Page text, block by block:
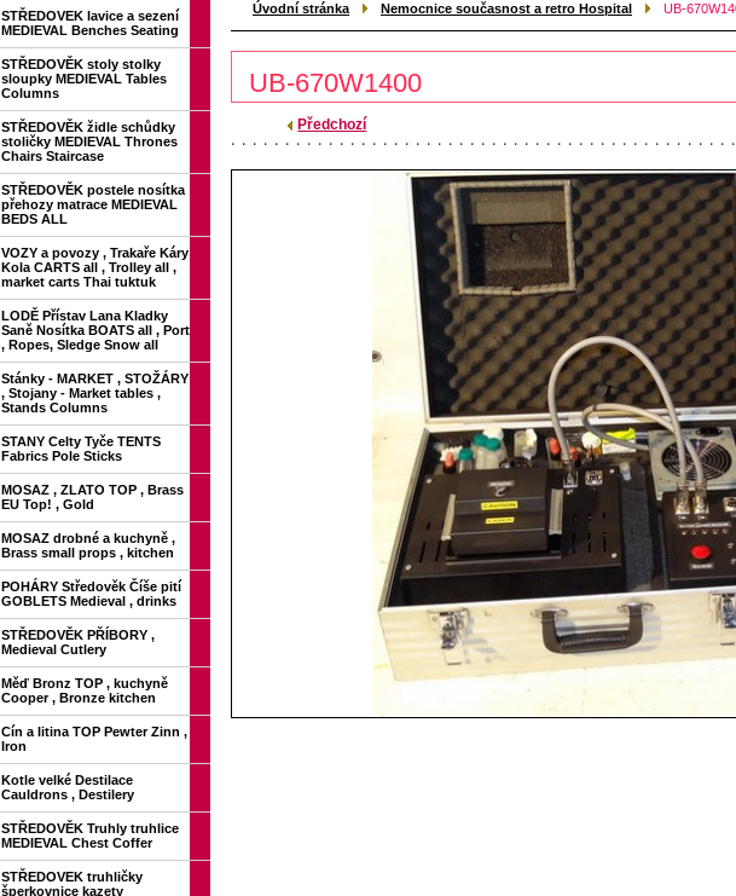
Úvodní stránka Nemocnice současnost a retro Hospital UB-
UB-670W1400
Předchozí
STŘEDOVEK lavice a sezení
MEDIEVAL Benches Seating
STŘEDOVĚK stoly stolky
sloupky MEDIEVAL Tables
Columns
STŘEDOVĚK židle schůdky
stoličky MEDIEVAL Thrones
Chairs Staircase
STŘEDOVĚK postele nosítka
přehozy matrace MEDIEVAL
BEDS ALL
VOZY a povozy , Trakaře Káry
Kola CARTS all , Trolley all ,
market carts Thai tuktuk
LODĚ Přístav Lana Kladky
Saně Nosítka BOATS all , Port
, Ropes, Sledge Snow all
Stánky - MARKET , STOŽÁRY
, Stojany - Market tables ,
Stands Columns
STANY Celty Tyče TENTS
Fabrics Pole Sticks
MOSAZ , ZLATO TOP , Brass
EU Top! , Gold
MOSAZ drobné a kuchyně ,
Brass small props , kitchen
POHÁRY Středověk Číše pití
GOBLETS Medieval , drinks
STŘEDOVĚK PŘÍBORY ,
Medieval Cutlery
Měď Bronz TOP , kuchyně
Cooper , Bronze kitchen
Cín a litina TOP Pewter Zinn ,
Iron
Kotle velké Destilace
Cauldrons , Destilery
STŘEDOVĚK Truhly truhlice
MEDIEVAL Chest Coffer
STŘEDOVEK truhličky
šperkovnice kazety